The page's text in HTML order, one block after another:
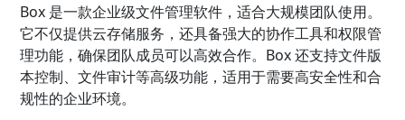
Box 是一款企业级文件管理软件，适合大规模团队使用。
它不仅提供云存储服务，还具备强大的协作工具和权限管
理功能，确保团队成员可以高效合作。Box 还支持文件版
本控制、文件审计等高级功能，适用于需要高安全性和合
规性的企业环境。